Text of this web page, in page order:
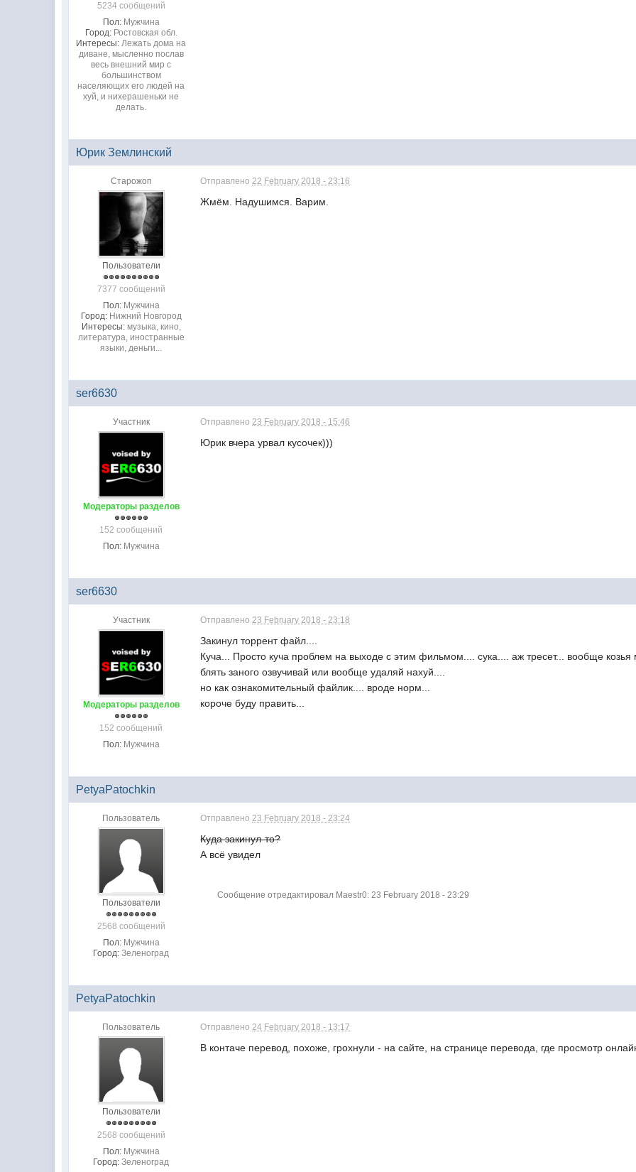
5234 сообщений
Пол: Мужчина
Город: Ростовская обл.
Интересы: Лежать дома на
диване, мысленно послав
весь внешний мир с
большинством
населяющих его людей на
хуй, и нихерашеньки не
делать.
Юрик Землинский
Старожоп
Пользователи
7377 сообщений
Пол: Мужчина
Город: Нижний Новгород
Интересы: музыка, кино,
литература, иностранные
языки, деньги...
Отправлено22 February 2018 - 23:16
Жмём. Надушимся. Варим.
ser6630
Участник
Модераторы разделов
152 сообщений
Пол: Мужчина
Отправлено23 February 2018 - 15:46
Юрик вчера урвал кусочек)))
ser6630
Участник
Модераторы разделов
152 сообщений
Пол: Мужчина
Отправлено23 February 2018 - 23:18
Закинул торрент файл....
Куча... Просто куча проблем на выходе с этим фильмом.... сука.... аж тресет... вообще
блять заного озвучивай или вообще удаляй нахуй....
но как ознакомительный файлик.... вроде норм...
короче буду править...
PetyaPatochkin
Пользователь
Пользователи
2568 сообщений
Пол: Мужчина
Город: Зеленоград
Отправлено23 February 2018 - 23:24
Куда закинул-то?
А всё увидел
Сообщение отредактировал Maestr0: 23 February 2018 - 23:29
PetyaPatochkin
Пользователь
Пользователи
2568 сообщений
Пол: Мужчина
Город: Зеленоград
Отправлено24 February 2018 - 13:17
В контаче перевод, похоже, грохнули - на сайте, на странице перевода, где просмотр